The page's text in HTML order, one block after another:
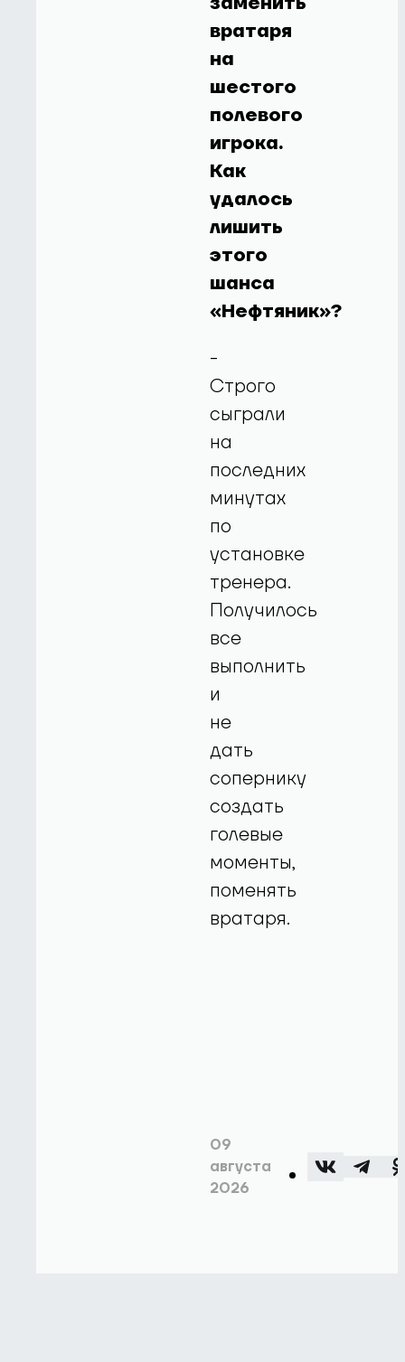
вратаря
на
шестого
полевого
игрока.
Как
удалось
лишить
этого
шанса
«Нефтяник»?
-
Строго
сыграли
на
последних
минутах
по
установке
тренера.
Получилось
все
выполнить
и
не
дать
сопернику
создать
голевые
моменты,
поменять
вратаря.
09
августа
2026